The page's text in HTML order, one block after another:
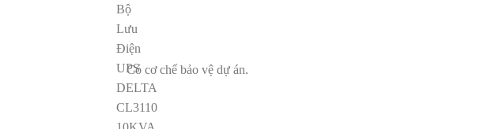
Có cơ chế bảo vệ dự án.